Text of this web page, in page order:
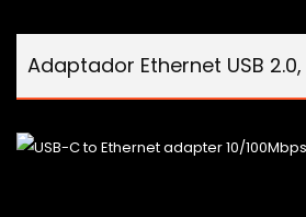
Adaptador Ethernet USB 2.0,